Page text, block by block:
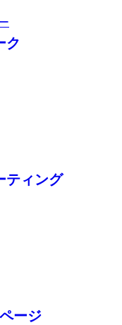
ク
ティング
ージ